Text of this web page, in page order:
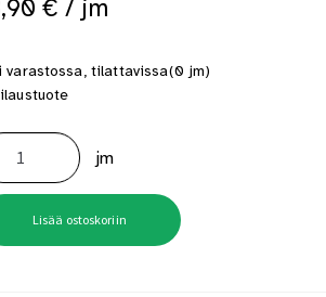
siisteiksi
€ / jm
varastossa, tilattavissa(0 jm)
jm
Lisää ostoskoriin